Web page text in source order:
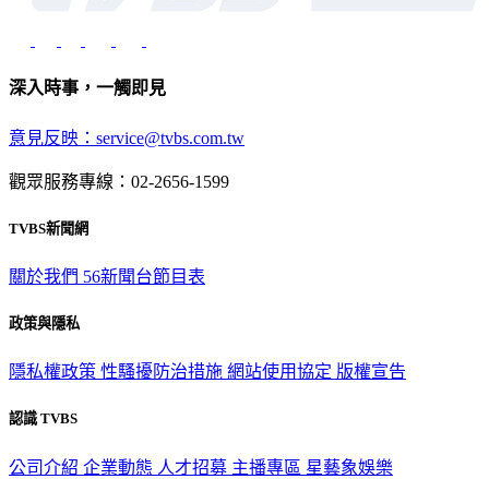
深入時事，一觸即見
意見反映：service@tvbs.com.tw
觀眾服務專線：02-2656-1599
TVBS新聞網
關於我們 56新聞台節目表
政策與隱私
隱私權政策 性騷擾防治措施 網站使用協定 版權宣告
認識 TVBS
公司介紹 企業動態 人才招募 主播專區 星藝象娛樂